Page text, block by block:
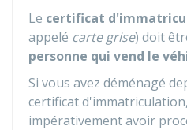
Le certificat
appelé carte grise) doit
personne qui vend le
Si vous avez déménagé
certificat
impérativement avoir